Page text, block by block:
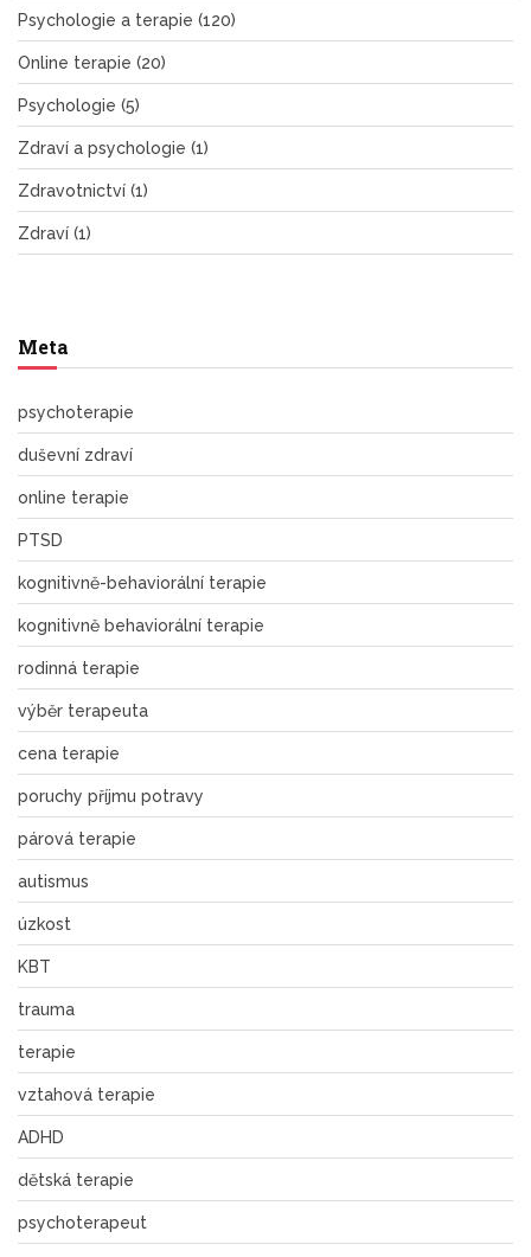
Psychologie a terapie (120)
Online terapie (20)
Psychologie (5)
Zdraví a psychologie (1)
Zdravotnictví (1)
Zdraví (1)
Meta
psychoterapie
duševní zdraví
online terapie
PTSD
kognitivně-behaviorální terapie
kognitivně behaviorální terapie
rodinná terapie
výběr terapeuta
cena terapie
poruchy příjmu potravy
párová terapie
autismus
úzkost
KBT
trauma
terapie
vztahová terapie
ADHD
dětská terapie
psychoterapeut